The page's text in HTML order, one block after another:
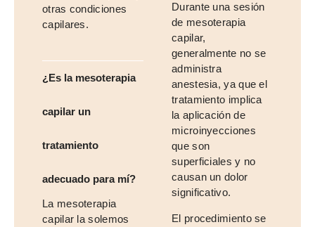
otras condiciones
capilares.
¿Es la mesoterapia
capilar un
tratamiento
adecuado para mí?
La mesoterapia
capilar la solemos
Durante una sesión
de mesoterapia
capilar,
generalmente no se
administra
anestesia, ya que el
tratamiento implica
la aplicación de
microinyecciones
que son
superficiales y no
causan un dolor
significativo.
El procedimiento se